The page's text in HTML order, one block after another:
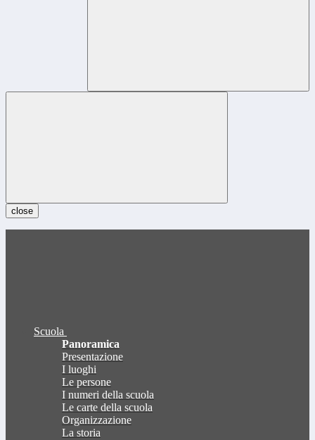
close
Scuola
Panoramica
Presentazione
I luoghi
Le persone
I numeri della scuola
Le carte della scuola
Organizzazione
La storia